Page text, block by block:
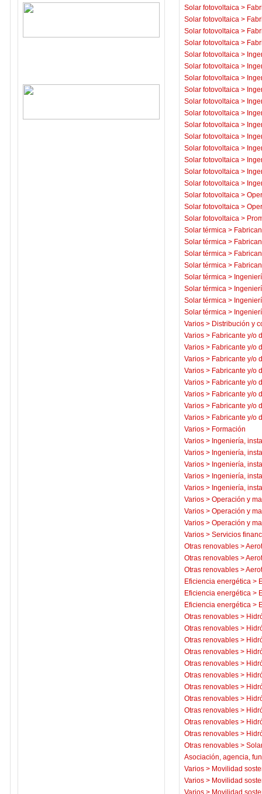
Solar fotovoltaica >
Solar fotovoltaica >
Solar fotovoltaica >
Solar fotovoltaica >
Solar fotovoltaica >
Solar fotovoltaica >
Solar fotovoltaica >
Solar fotovoltaica >
Solar fotovoltaica >
Solar fotovoltaica >
Solar fotovoltaica >
Solar fotovoltaica >
Solar fotovoltaica >
Solar fotovoltaica >
Solar fotovoltaica >
Solar fotovoltaica >
Solar fotovoltaica >
Solar fotovoltaica >
Solar fotovoltaica >
Solar térmica >
Solar térmica >
Solar térmica >
Solar térmica >
Solar térmica >
Solar térmica >
Solar térmica >
Solar térmica >
Varios > Distribución y
Varios > Fabricante y/o
Varios > Fabricante y/o
Varios > Fabricante y/o
Varios > Fabricante y/o
Varios > Fabricante y/o
Varios > Fabricante y/o
Varios > Fabricante y/o
Varios > Fabricante y/o
Varios > Formación
Varios > Ingeniería,
Varios > Ingeniería,
Varios > Ingeniería,
Varios > Ingeniería,
Varios > Ingeniería,
Varios > Operación y
Varios > Operación y
Varios > Operación y
Varios > Servicios
Otras renovables >
Otras renovables >
Otras renovables >
Eficiencia energética >
Eficiencia energética >
Eficiencia energética >
Otras renovables >
Otras renovables >
Otras renovables >
Otras renovables >
Otras renovables >
Otras renovables >
Otras renovables >
Otras renovables >
Otras renovables >
Otras renovables >
Otras renovables >
Otras renovables >
Asociación, agencia,
Varios > Movilidad
Varios > Movilidad
Varios > Movilidad